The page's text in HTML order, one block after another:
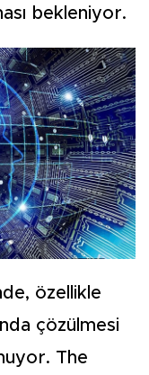
bekleniyor.
özellikle
çözülmesi
The